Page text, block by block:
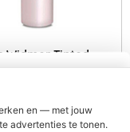
Widmer Tinted
Bronze 02
€ 23,50 € 21,15
en — met jouw
advertenties te tonen.